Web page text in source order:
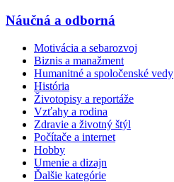
Náučná a odborná
Motivácia a sebarozvoj
Biznis a manažment
Humanitné a spoločenské vedy
História
Životopisy a reportáže
Vzťahy a rodina
Zdravie a životný štýl
Počítače a internet
Hobby
Umenie a dizajn
Ďalšie kategórie